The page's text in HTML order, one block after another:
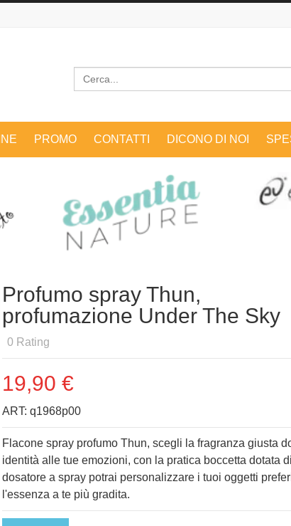
Cerca
PROMO CONTATTI DICONO DI NOI
Profumo spray Thun,
profumazione Under The Sky
0 Rating
19,90 €
ART: q1968p00
Flacone spray profumo Thun, scegli la fragranza giusta
identità alle tue emozioni, con la pratica boccetta dotata di
dosatore a spray potrai personalizzare i tuoi oggetti
l'essenza a te più gradita.